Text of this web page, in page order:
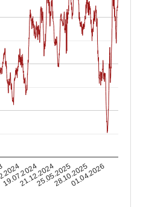
19.07.2024
21.12.2024
25.05.2025
28.10.2025
01.04.2026